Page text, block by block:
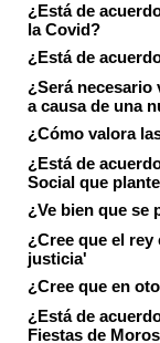
¿Está de
la Covid?
¿Está de
¿Será necesario
a causa de una
¿Cómo valora
¿Está de
Social que
¿Ve bien que se
¿Cree que el
justicia'
¿Cree que en
¿Está de
Fiestas de